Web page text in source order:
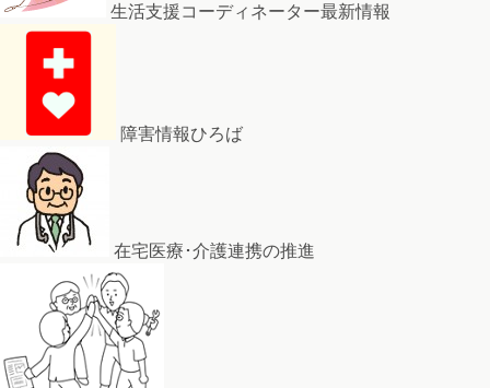
生活支援コーディネーター最新情報
障害情報ひろば
在宅医療･介護連携の推進